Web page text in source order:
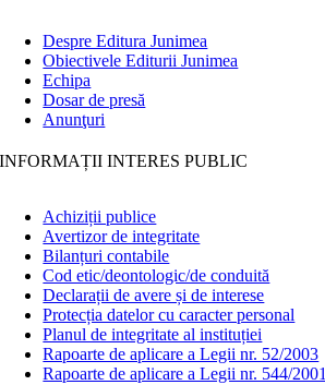
Despre Editura Junimea
Obiectivele Editurii Junimea
Echipa
Dosar de presă
Anunţuri
INFORMAȚII INTERES PUBLIC
Achiziții publice
Avertizor de integritate
Bilanțuri contabile
Cod etic/deontologic/de conduită
Declarații de avere și de interese
Protecția datelor cu caracter personal
Planul de integritate al instituției
Rapoarte de aplicare a Legii nr. 52/2003
Rapoarte de aplicare a Legii nr. 544/2001